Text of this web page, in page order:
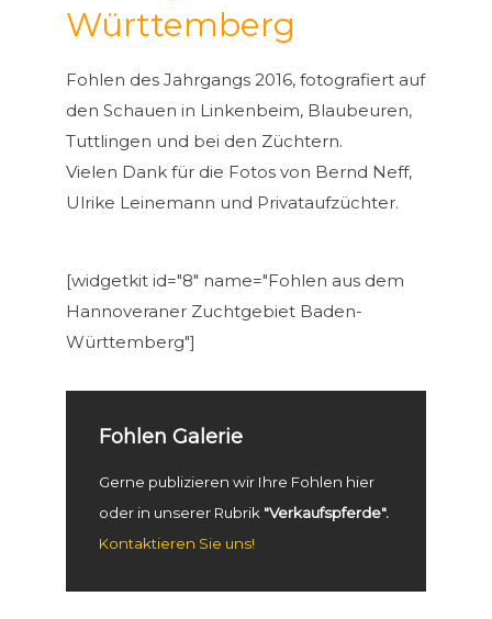
Württemberg
Fohlen des Jahrgangs 2016, fotografiert auf
den Schauen in Linkenbeim, Blaubeuren,
Tuttlingen und bei den Züchtern.
Vielen Dank für die Fotos von Bernd Neff,
Ulrike Leinemann und Privataufzüchter.
[widgetkit id="8" name="Fohlen aus dem
Hannoveraner Zuchtgebiet Baden-
Württemberg"]
Fohlen Galerie
Gerne publizieren wir Ihre Fohlen hier
oder in unserer Rubrik "Verkaufspferde".
Kontaktieren Sie uns!